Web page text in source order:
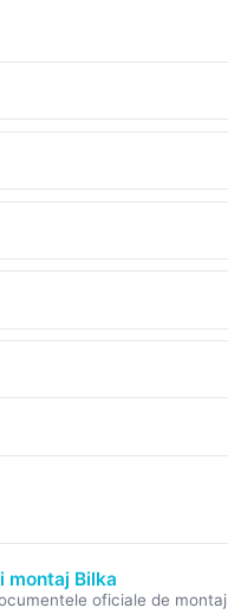
montaj Bilka
oficiale de montaj